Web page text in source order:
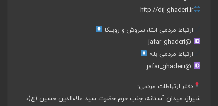
http://drj-ghaderi.ir
ارتباط مردمی ایتا، سروش و روبیکا
@jafar_ghaderi
ارتباط مردمی بله
@jafar_ghaderii
دفتر ارتباطات مردمی:
شیراز، میدان آستانه، جنب حرم حضرت سید علاءالدین حسین (ع)،